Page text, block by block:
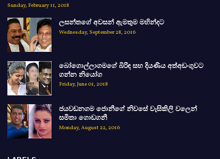
Sunday, February 11, 2018
ලසන්තගේ අවසන් ඇමතුම මහින්දට
Wednesday, September 28, 2016
බෝගොල්ලාගමගේ බිරිඳ සහ දියණිය අත්අඩංගුවට
ගන්න නියෝග
Friday, June 01, 2018
ජයවඩනගම ජොනීගේ නිවසේ වැසිකිලි වලෙන්
සමිතා ගොඩගනී
Monday, August 22, 2016